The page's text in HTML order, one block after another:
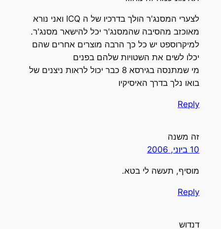
לצערי המסנג'ר הולך בדרכיו של ה ICQ ואני נורא
מאוכזב מהסיבה שהמסנג'ר יכל להישאר מסנג'ר.
למיקרוספט יש כל כך הרבה מוצרים אחרים שהם
יכלו לשים את השטויות שלהם בפנים
מי שמתנסה בגירסא 8 כבר יכול לראות ניצנים של
בואו נלך בדרך האיסיקיו
Reply
זה משנה
10 ביוני, 2006
מוסיף, תעשה לי בטא.
Reply
דנדוש